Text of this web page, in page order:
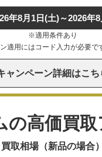
年8月1日(土)～2026年
※適用条件あり
適用にはコード入力が必要で
ャンペーン詳細はこち
の高価買
買取相場（新品の場合